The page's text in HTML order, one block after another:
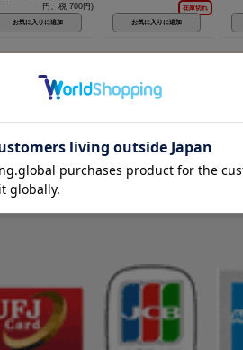
円、税 700円)
在庫切れ
配送について
商品、画像について